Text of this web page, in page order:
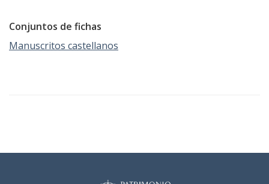
Conjuntos de fichas
Manuscritos castellanos